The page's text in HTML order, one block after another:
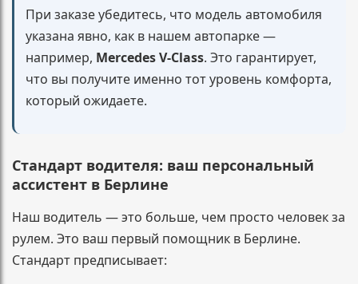
При заказе убедитесь, что модель автомобиля
указана явно, как в нашем автопарке —
например, Mercedes V-Class. Это гарантирует,
что вы получите именно тот уровень комфорта,
который ожидаете.
Стандарт водителя: ваш персональный
ассистент в Берлине
Наш водитель — это больше, чем просто человек за
рулем. Это ваш первый помощник в Берлине.
Стандарт предписывает: